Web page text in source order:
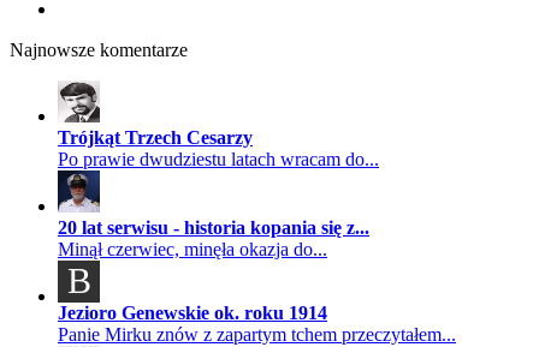
Najnowsze komentarze
Trójkąt Trzech Cesarzy
Po prawie dwudziestu latach wracam do...
20 lat serwisu - historia kopania się z...
Minął czerwiec, minęła okazja do...
B
Jezioro Genewskie ok. roku 1914
Panie Mirku znów z zapartym tchem przeczytałem...